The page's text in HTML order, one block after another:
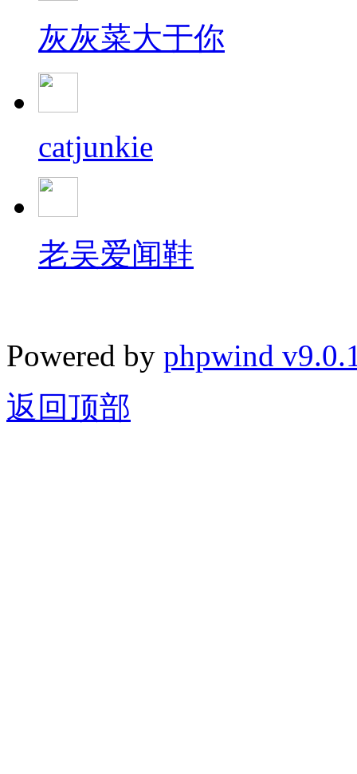
灰灰菜大于你
catjunkie
老吴爱闻鞋
Powered by phpwind
返回顶部